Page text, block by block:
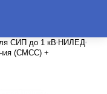
СИП до 1 кВ НИЛЕД
(CMCC) +